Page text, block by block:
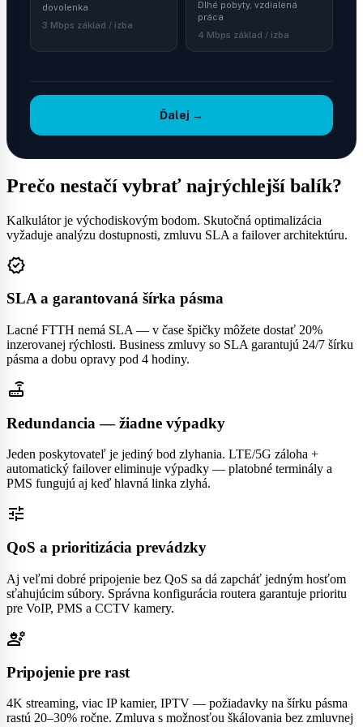
dovolenka
3 Mbps základ / izba
Dlhé pobyty, vzdialená
práca
4 Mbps základ / izba
Standard (nad 50%)
Firemný hotel, coworking — 4K videohovory, veľké prenosy
Žiadne / klasické TV
TV
+0 Mbps / izba
Tradičné DVB
OTT streaming (IPTV)
TV cez internet — každá izba je samostatný stream
Tradičné kľúče a regulátory
+0 Mbps
RFID/NFC zámky, IP
termostaty, správa energie
Overenie dostupných operátorov v lokalite hotela
Porovnanie: FTTH, dedikované, záloha LTE/5G
Ďalej →
Prečo nestačí vybrať najrýchlejší balík?
Kalkulátor je východiskovým bodom. Skutočná optimalizácia
vyžaduje analýzu dostupnosti, zmluvu SLA a failover architektúru.
verified
SLA a garantovaná šírka pásma
Lacné FTTH nemá SLA — v čase špičky môžete dostať 20%
inzerovanej rýchlosti. Business zmluvy so SLA garantujú 24/7 šírku
pásma a dobu opravy pod 4 hodiny.
router
Redundancia — žiadne výpadky
Jeden poskytovateľ je jediný bod zlyhania. LTE/5G záloha +
automatický failover eliminuje výpadky — platobné terminály a
PMS fungujú aj keď hlavná linka zlyhá.
tune
QoS a prioritizácia prevádzky
Aj veľmi dobré pripojenie bez QoS sa dá zapcháť jedným hosťom
sťahujúcim súbory. Správna konfigurácia routera garantuje prioritu
pre VoIP, PMS a CCTV kamery.
engineering
Pripojenie pre rast
4K streaming, viac IP kamier, IPTV — požiadavky na šírku pásma
rastú 20–30% ročne. Zmluva s možnosťou škálovania bez zmluvnej